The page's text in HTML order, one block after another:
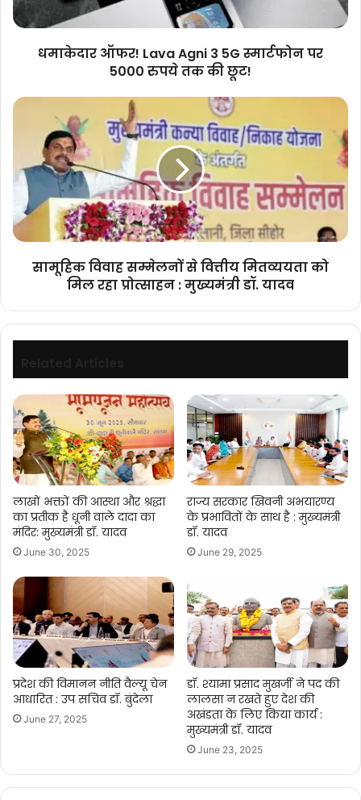
पर
5000
छूट!
धमाकेदार ऑफर! Lava Agni 3 5G स्मार्टफोन पर
5000 रुपये तक की छूट!
सामूहिक
वित्तीय
मितव्ययता
मिल
रहा
डॉ.
यादव
सामूहिक विवाह सम्मेलनों से वित्तीय मितव्ययता को
मिल रहा प्रोत्साहन : मुख्यमंत्री डॉ. यादव
लाखों भक्तों की आस्था और श्रद्धा
का प्रतीक है धूनी वाले दादा का
मंदिर: मुख्यमंत्री डॉ. यादव
June 30, 2025
राज्य सरकार खिवनी अभयारण्य
के प्रभावितों के साथ है : मुख्यमंत्री
डॉ. यादव
June 29, 2025
प्रदेश की विमानन नीति वैल्यू चेन
आधारित : उप सचिव डॉ. बुंदेला
June 27, 2025
डॉ. श्यामा प्रसाद मुखर्जी ने पद की
लालसा न रखते हुए देश की
अखंडता के लिए किया कार्य :
मुख्यमंत्री डॉ. यादव
June 23, 2025